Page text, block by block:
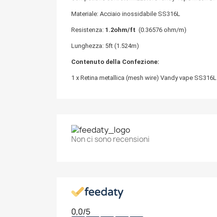
Materiale: Acciaio inossidabile SS316L
Resistenza: 1.2ohm/ft (0.36576 ohm/m)
Lunghezza: 5ft (1.524m)
Contenuto della Confezione:
1 x Retina metallica (mesh wire) Vandy vape
Non ci sono recensioni
0,0/5